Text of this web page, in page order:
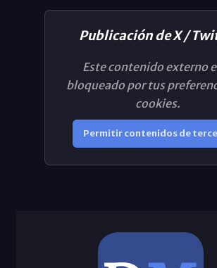
Publicación de X /
Este contenido externo
bloqueado por tus
cookies.
Permitir contenidos de